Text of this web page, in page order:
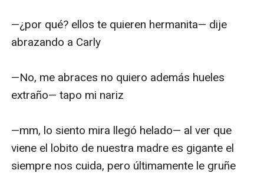
—¿por qué? ellos te quieren hermanita— dije
abrazando a Carly
—No, me abraces no quiero además hueles
extraño— tapo mi nariz
—mm, lo siento mira llegó helado— al ver que
viene el lobito de nuestra madre es gigante el
siempre nos cuida, pero últimamente le gruñe